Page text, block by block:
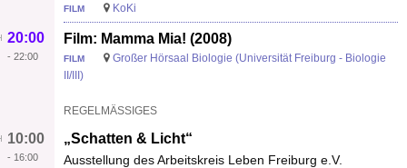
FILM KoKi
Film: Mamma Mia! (2008)
20:00
- 22:00 FILM
Großer Hörsaal Biologie (Universität Freiburg - Biologie
II/III)
REGELMÄSSIGES
„Schatten & Licht“
Ausstellung des Arbeitskreis Leben Freiburg e.V.
10:00
- 16:00